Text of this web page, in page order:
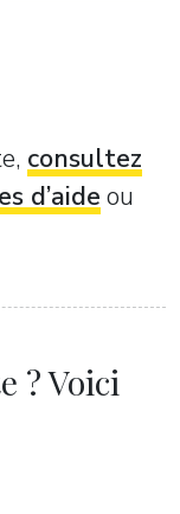
consultez
d’aide ou
? Voici